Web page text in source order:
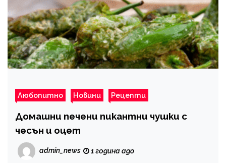
Любопитно Новини Рецепти
Домашни печени пикантни чушки с
чесън и оцет
admin_news 1 година ago